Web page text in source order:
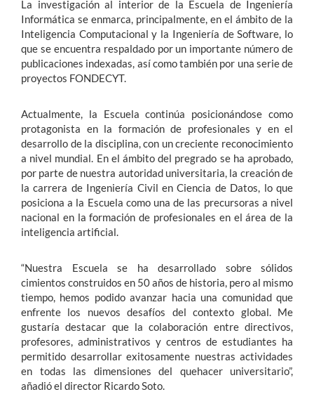
La investigación al interior de la Escuela de Ingeniería
Informática se enmarca, principalmente, en el ámbito de la
Inteligencia Computacional y la Ingeniería de Software, lo
que se encuentra respaldado por un importante número de
publicaciones indexadas, así como también por una serie de
proyectos FONDECYT.
Actualmente, la Escuela continúa posicionándose como
protagonista en la formación de profesionales y en el
desarrollo de la disciplina, con un creciente reconocimiento
a nivel mundial. En el ámbito del pregrado se ha aprobado,
por parte de nuestra autoridad universitaria, la creación de
la carrera de Ingeniería Civil en Ciencia de Datos, lo que
posiciona a la Escuela como una de las precursoras a nivel
nacional en la formación de profesionales en el área de la
inteligencia artificial.
“Nuestra Escuela se ha desarrollado sobre sólidos
cimientos construidos en 50 años de historia, pero al mismo
tiempo, hemos podido avanzar hacia una comunidad que
enfrente los nuevos desafíos del contexto global. Me
gustaría destacar que la colaboración entre directivos,
profesores, administrativos y centros de estudiantes ha
permitido desarrollar exitosamente nuestras actividades
en todas las dimensiones del quehacer universitario”,
añadió el director Ricardo Soto.